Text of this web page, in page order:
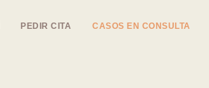
PEDIR CITA CASOS EN CONSULTA